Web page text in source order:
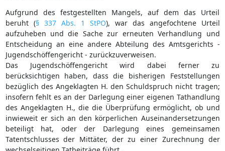
Aufgrund des festgestellten Mangels, auf dem das Urteil
beruht (§ 337 Abs. 1 StPO), war das angefochtene Urteil
aufzuheben und die Sache zur erneuten Verhandlung und
Entscheidung an eine andere Abteilung des Amtsgerichts -
Jugendschöffengericht - zurückzuverweisen.
Das Jugendschöffengericht wird dabei ferner zu
berücksichtigen haben, dass die bisherigen Feststellungen
bezüglich des Angeklagten H. den Schuldspruch nicht tragen;
insofern fehlt es an der Darlegung einer eigenen Tathandlung
des Angeklagten H., die die Überprüfung ermöglicht, ob und
inwieweit er sich an den körperlichen Auseinandersetzungen
beteiligt hat, oder der Darlegung eines gemeinsamen
Tatentschlusses der Mittäter, der zu einer Zurechnung der